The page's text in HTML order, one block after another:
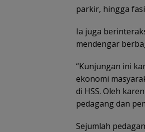
parkir, hingga
Ia juga
mendengar
“Kunjungan ini
ekonomi
di HSS. Oleh
pedagang dan
Sejumlah